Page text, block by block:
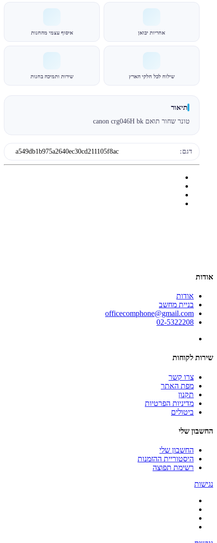
אחריות יבואן איסוף עצמי מהחנות
שילוח לכל חלקי הארץ שירות ותמיכה בחנות
תיאור
טונר שחור תואם canon crg046H bk
דגם: a549db1b975a2640ec30cd211105f8ac
אודות
אודות
בניית מחשב
officecomphone@gmail.com
02-5322208
שירות לקוחות
צרו קשר
מפת האתר
תקנון
מדיניות הפרטיות
ביטולים
החשבון שלי
החשבון שלי
היסטוריית ההזמנות
רשימת תפוצה
נגישות